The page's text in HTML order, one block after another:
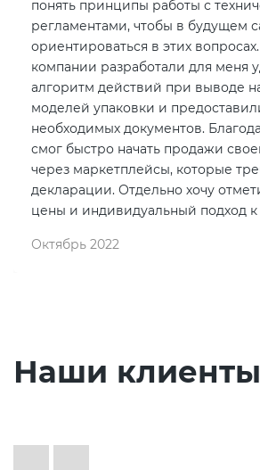
понять принципы работы с
регламентами, чтобы в будущем
ориентироваться в этих
компании разработали для меня
алгоритм действий при выводе
моделей упаковки и
необходимых документов.
смог быстро начать продажи
через маркетплейсы, которые
декларации. Отдельно хочу
цены и индивидуальный подход к
Октябрь 2022
Наши клиенты